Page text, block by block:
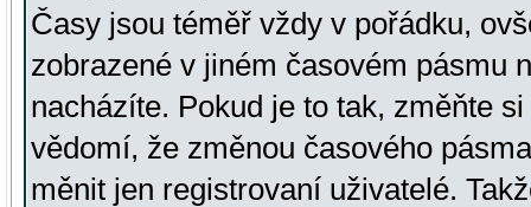
Časy jsou téměř vždy v pořádku,
zobrazené v jiném časovém pásmu
nacházíte. Pokud je to tak, změňte
vědomí, že změnou časového
měnit jen registrovaní uživatelé.